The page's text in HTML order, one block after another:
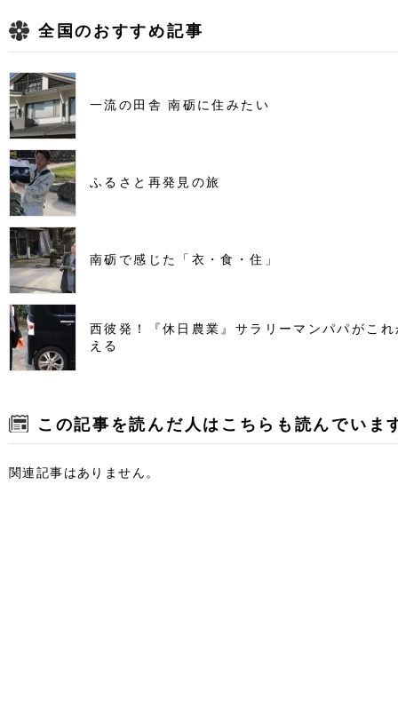
全国のおすすめ記事
一流の田舎 南砺に住みたい
ふるさと再発見の旅
南砺で感じた「衣・食・住」
西彼発！『休日農業』サラリーマンパパがこ
える
この記事を読んだ人はこちらも読んでいま
関連記事はありません。